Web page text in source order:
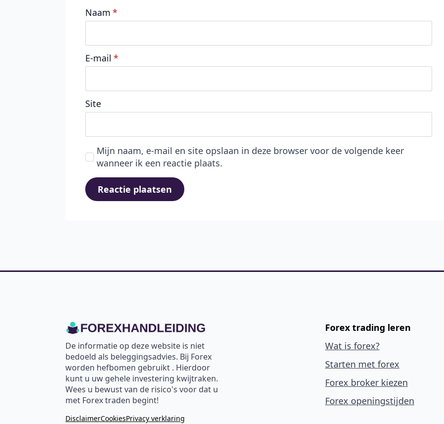
Naam *
E-mail *
Site
Mijn naam, e-mail en site opslaan in deze browser voor de volgende keer
wanneer ik een reactie plaats.
De informatie op deze website is niet
bedoeld als beleggingsadvies. Bij Forex
worden hefbomen gebruikt . Hierdoor
kunt u uw gehele investering kwijtraken.
Wees u bewust van de risico's voor dat u
met Forex traden begint!
DisclaimerCookiesPrivacy verklaring
Forex trading leren
Wat is forex?
Starten met forex
Forex broker kiezen
Forex openingstijden